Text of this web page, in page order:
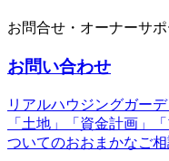
お問合せ・オーナーサポ
お問い合わせ
リアルハウジングガー
「土地」「資金計画」
ついてのおおまかなご相